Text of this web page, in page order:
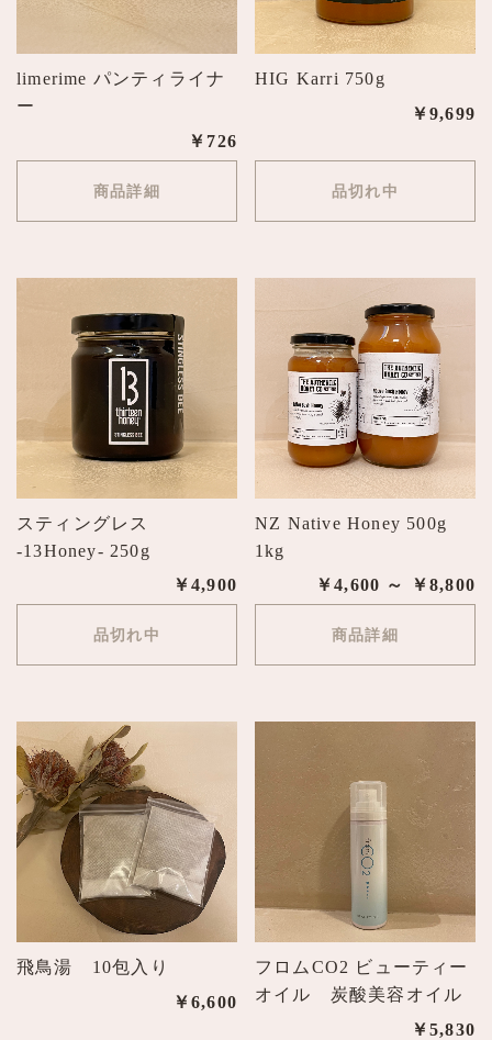
limerime パンティライナ
ー
￥726
商品詳細
HIG Karri 750g
￥9,699
品切れ中
スティングレス
-13Honey- 250g
￥4,900
品切れ中
NZ Native Honey 500g
1kg
￥4,600 ～ ￥8,800
商品詳細
飛鳥湯 10包入り
￥6,600
フロムCO2 ビューティー
オイル 炭酸美容オイル
￥5,830